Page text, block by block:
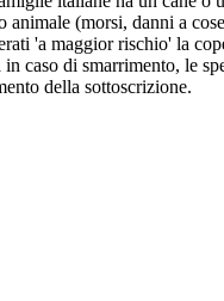
(morsi, danni a
'a maggior rischio' la
caso di smarrimento, le
della sottoscrizione.